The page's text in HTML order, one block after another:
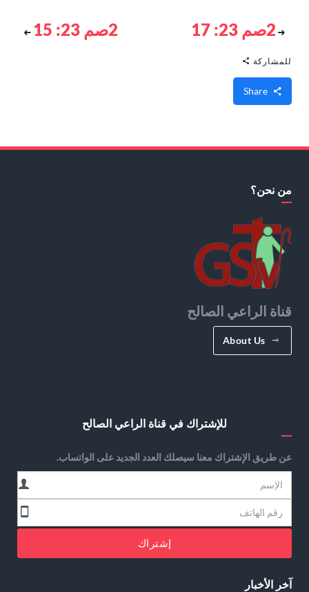
2صم 23: 17 2صم 23: 15
للمشاركة
من نحن؟
قناة الراعي الصالح
About Us
للإشتراك في قناة الراعي الصالح
عن طريق الإشتراك معنا سيصلك العدد الجديد على الواتساب.
إشتراك
آخر الأخبار